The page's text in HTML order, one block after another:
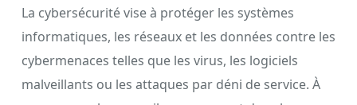
La cybersécurité vise à protéger les systèmes
informatiques, les réseaux et les données contre les
cybermenaces telles que les virus, les logiciels
malveillants ou les attaques par déni de service. À